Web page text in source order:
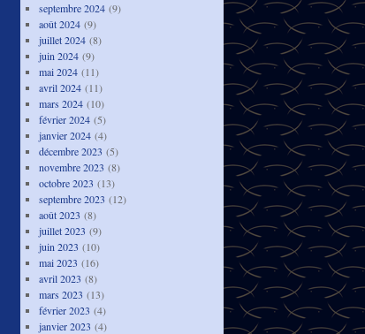
septembre 2024(9)
août 2024(9)
juillet 2024(8)
juin 2024(9)
mai 2024(11)
avril 2024(11)
mars 2024(10)
février 2024(5)
janvier 2024(4)
décembre 2023 (5)
novembre 2023 (8)
octobre 2023 (13)
septembre 2023 (12)
août 2023 (8)
juillet 2023 (9)
juin 2023 (10)
mai 2023 (16)
avril 2023 (8)
mars 2023 (13)
février 2023 (4)
janvier 2023 (4)